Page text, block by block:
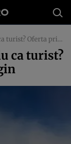
primită de Blue Origin
ca turist?